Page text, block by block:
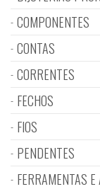
COMPONENTES
CONTAS
CORRENTES
FECHOS
FIOS
PENDENTES
FERRAMENTAS E